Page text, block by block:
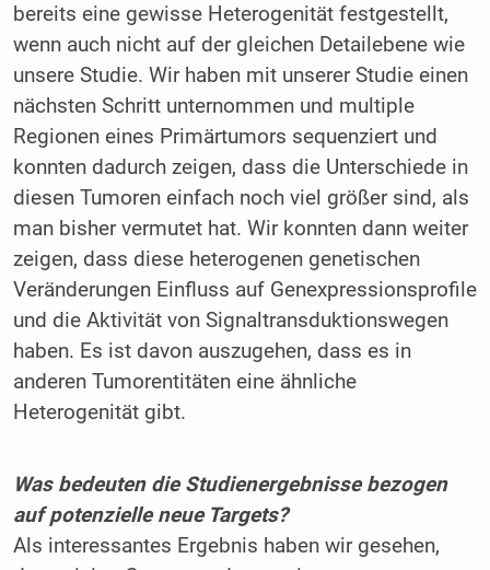
bereits eine gewisse Heterogenität festgestellt,
wenn auch nicht auf der gleichen Detailebene wie
unsere Studie. Wir haben mit unserer Studie einen
nächsten Schritt unternommen und multiple
Regionen eines Primärtumors sequenziert und
konnten dadurch zeigen, dass die Unterschiede in
diesen Tumoren einfach noch viel größer sind, als
man bisher vermutet hat. Wir konnten dann weiter
zeigen, dass diese heterogenen genetischen
Veränderungen Einfluss auf Genexpressionsprofile
und die Aktivität von Signaltransduktionswegen
haben. Es ist davon auszugehen, dass es in
anderen Tumorentitäten eine ähnliche
Heterogenität gibt.
Was bedeuten die Studienergebnisse bezogen
auf potenzielle neue Targets?
Als interessantes Ergebnis haben wir gesehen,